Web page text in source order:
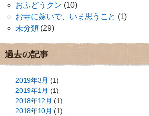
おふどうクン (10)
お寺に嫁いで、いま思うこと (1)
未分類 (29)
過去の記事
2019年3月 (1)
2019年1月 (1)
2018年12月 (1)
2018年10月 (1)